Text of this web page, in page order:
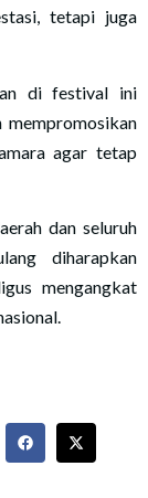
tetapi juga
di festival ini
mempromosikan
agar tetap
dan seluruh
diharapkan
mengangkat